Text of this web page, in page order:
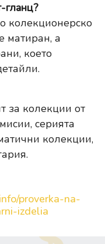
гланц?
колекционерско
матиран, а
което
за колекции от
серията
колекции,
proverka-na-
izdelia